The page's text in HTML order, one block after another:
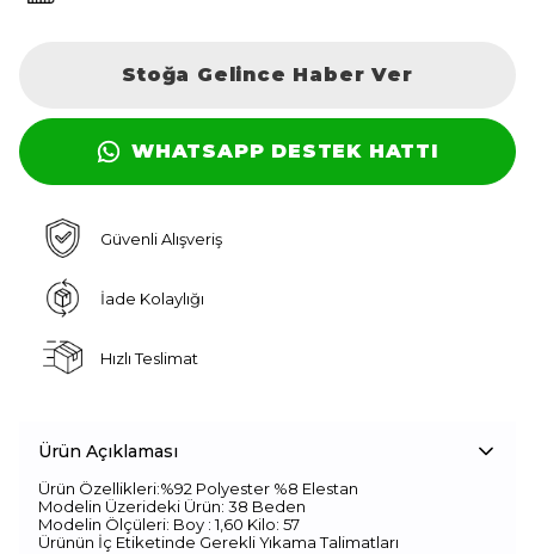
Stoğa Gelince Haber Ver
WHATSAPP DESTEK HATTI
Güvenli Alışveriş
İade Kolaylığı
Hızlı Teslimat
Ürün Açıklaması
Ürün Özellikleri:%92 Polyester %8 Elestan
Modelin Üzerideki Ürün: 38 Beden
Modelin Ölçüleri: Boy : 1,60 Kilo: 57
Ürünün İç Etiketinde Gerekli Yıkama Talimatları